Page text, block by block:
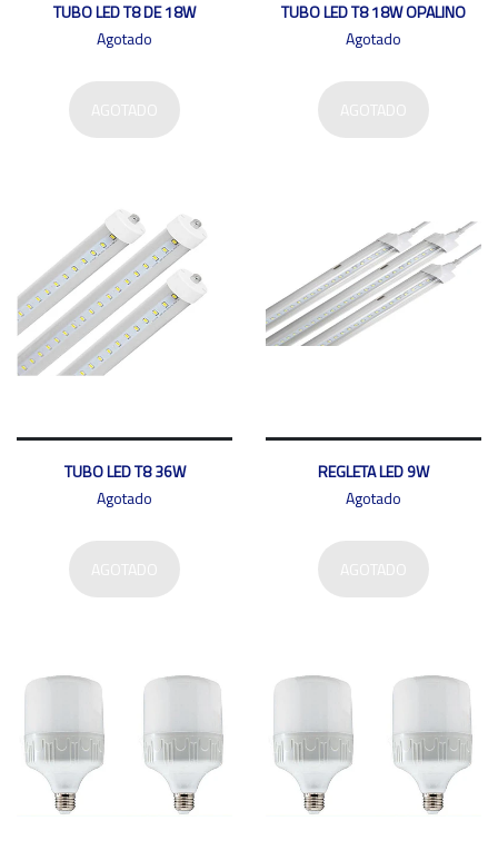
TUBO LED T8 DE 18W
Agotado
TUBO LED T8 18W OPALINO
Agotado
TUBO LED T8 36W
Agotado
REGLETA LED 9W
Agotado